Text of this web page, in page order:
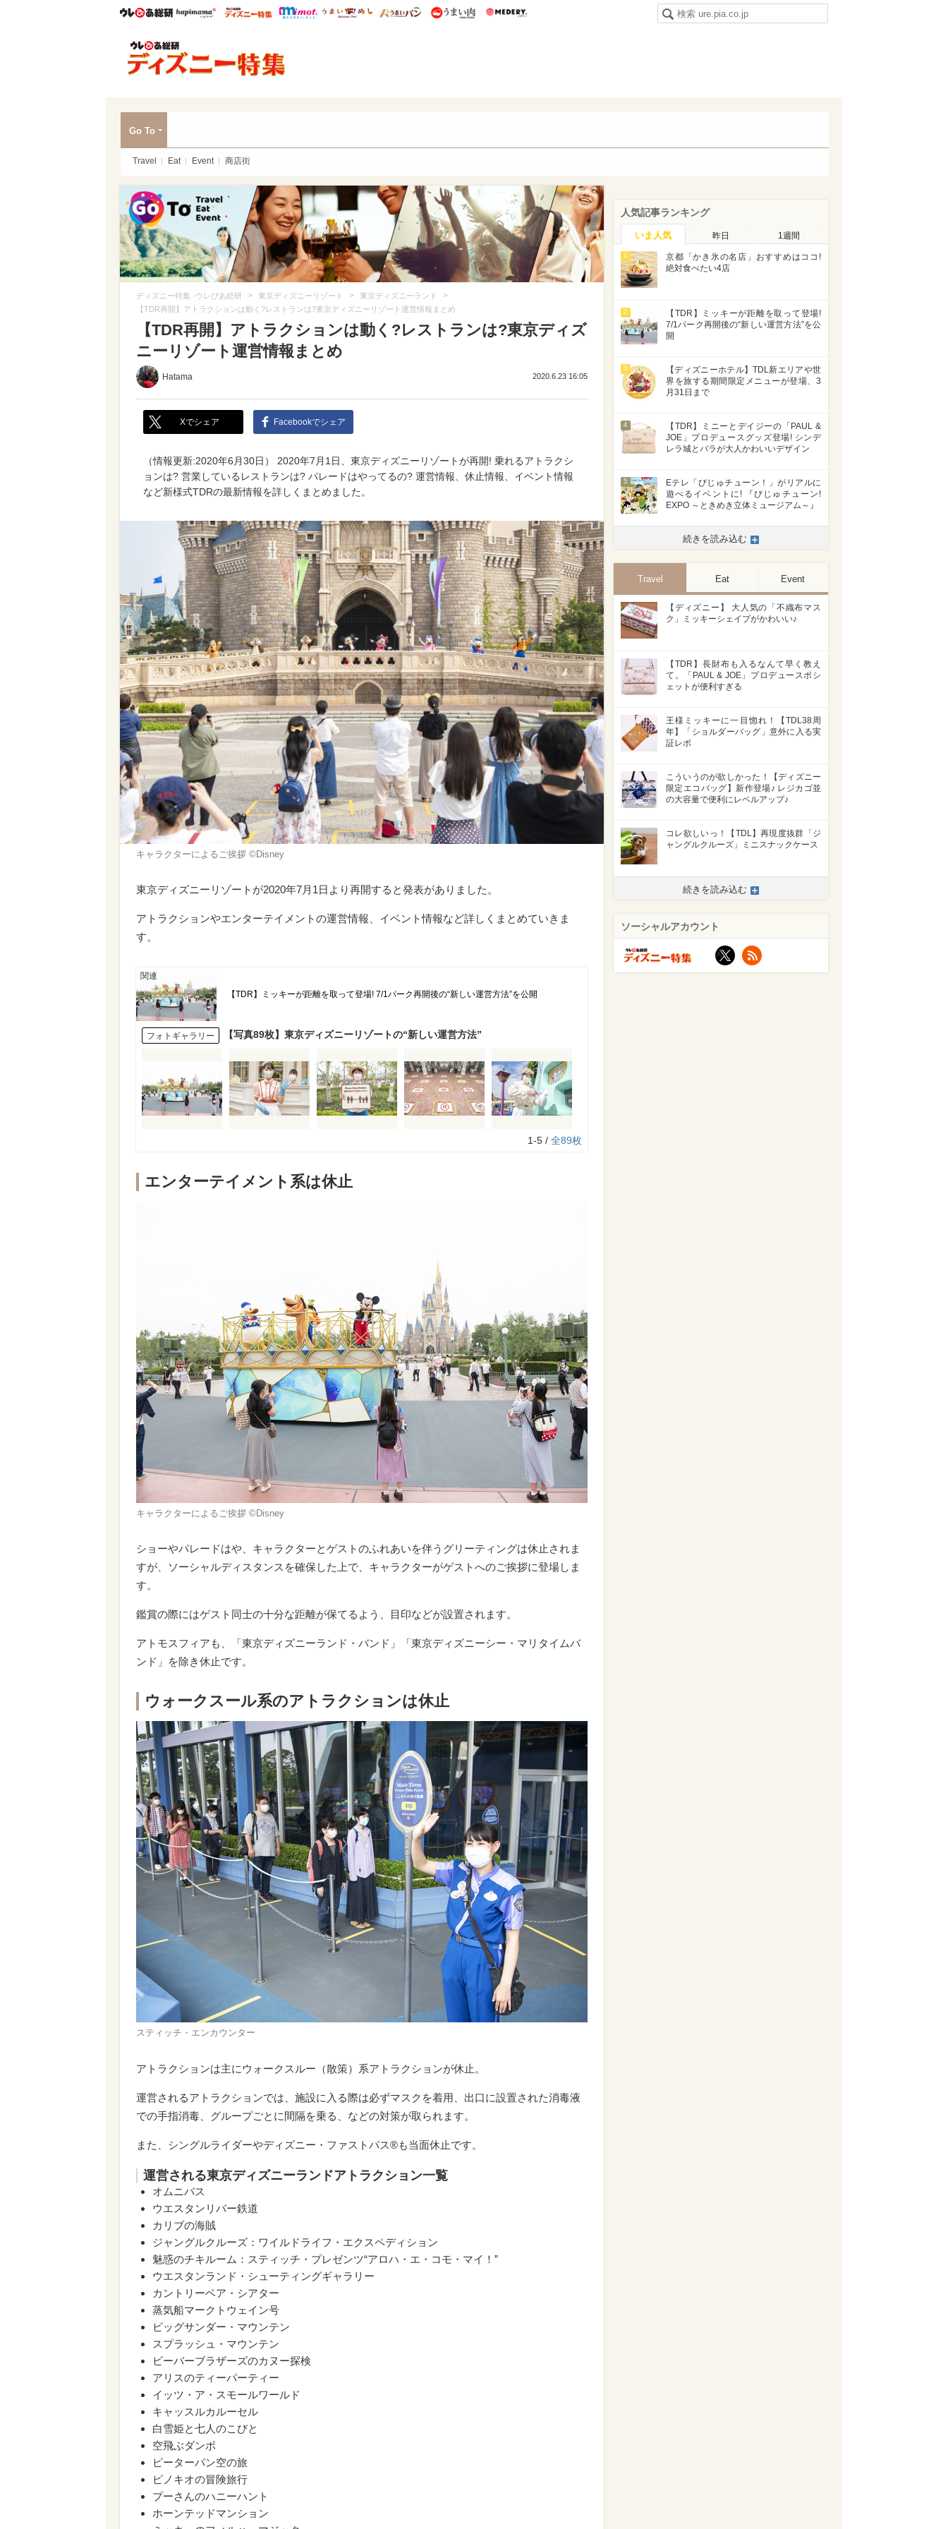
ウレぴあ総研ハピママ* ウレぴあ総研 ディズニー特集
mimot. うまいめし うまいパン うまい肉
Go To
Travel Eat Event 商店街
ディズニー特集 -ウレぴあ総研 > 東京ディズニーリゾート > 東京ディズニーランド >
【TDR再開】アトラクションは動く?レストランは?東京ディズニーリゾート運営情報まとめ
【TDR再開】アトラクションは動く?レストランは?東京ディズ
ニーリゾート運営情報まとめ
Hatama 2020.6.23 16:05
Xでシェア Facebookでシェア
（情報更新:2020年6月30日） 2020年7月1日、東京ディズニーリゾートが再開! 乗れるアトラクシ
ョンは? 営業しているレストランは? パレードはやってるの? 運営情報、休止情報、イベント情報
など新様式TDRの最新情報を詳しくまとめました。
キャラクターによるご挨拶 ©Disney
東京ディズニーリゾートが2020年7月1日より再開すると発表がありました。
アトラクションやエンターテイメントの運営情報、イベント情報など詳しくまとめていきま
す。
【TDR】ミッキーが距離を取って登場! 7/1パーク再開後の“新しい運営方法”を公開
フォトギャラリー 【写真89枚】東京ディズニーリゾートの“新しい運営方法”
1-5 / 全89枚
エンターテイメント系は休止
キャラクターによるご挨拶 ©Disney
ショーやパレードはや、キャラクターとゲストのふれあいを伴うグリーティングは休止されま
すが、ソーシャルディスタンスを確保した上で、キャラクターがゲストへのご挨拶に登場しま
す。
鑑賞の際にはゲスト同士の十分な距離が保てるよう、目印などが設置されます。
アトモスフィアも、「東京ディズニーランド・バンド」「東京ディズニーシー・マリタイムバ
ンド」を除き休止です。
ウォークスール系のアトラクションは休止
スティッチ・エンカウンター
アトラクションは主にウォークスルー（散策）系アトラクションが休止。
運営されるアトラクションでは、施設に入る際は必ずマスクを着用、出口に設置された消毒液
での手指消毒、グループごとに間隔を乗る、などの対策が取られます。
また、シングルライダーやディズニー・ファストパス®も当面休止です。
運営される東京ディズニーランドアトラクション一覧
オムニバス
ウエスタンリバー鉄道
カリブの海賊
ジャングルクルーズ：ワイルドライフ・エクスペディション
魅惑のチキルーム：スティッチ・プレゼンツ“アロハ・エ・コモ・マイ！”
ウエスタンランド・シューティングギャラリー
カントリーベア・シアター
蒸気船マークトウェイン号
ビッグサンダー・マウンテン
スプラッシュ・マウンテン
ビーバーブラザーズのカヌー探検
アリスのティーパーティー
イッツ・ア・スモールワールド
キャッスルカルーセル
白雪姫と七人のこびと
空飛ぶダンボ
ピーターパン空の旅
ピノキオの冒険旅行
プーさんのハニーハント
ホーンテッドマンション
人気記事ランキング
いま人気 昨日 1週間
1
京都「かき氷の名店」おすすめはココ!
絶対食べたい4店
2
【TDR】ミッキーが距離を取って登場!
7/1パーク再開後の“新しい運営方法”を公
開
3
【ディズニーホテル】TDL新エリアや世
界を旅する期間限定メニューが登場、3
月31日まで
4
【TDR】ミニーとデイジーの「PAUL &
JOE」プロデュースグッズ登場! シンデ
レラ城とバラが大人かわいいデザイン
5
Eテレ「びじゅチューン！」がリアルに
遊べるイベントに! 『びじゅチューン!
EXPO ～ときめき立体ミュージアム～』
続きを読み込む
Travel Eat Event
【ディズニー】 大人気の「不織布マス
ク」ミッキーシェイプがかわいい♪
【TDR】長財布も入るなんて早く教え
て。「PAUL & JOE」プロデュースポシ
ェットが便利すぎる
王様ミッキーに一目惚れ！【TDL38周
年】「ショルダーバッグ」意外に入る実
証レポ
こういうのが欲しかった！【ディズニー
限定エコバッグ】新作登場♪ レジカゴ並
の大容量で便利にレベルアップ♪
コレ欲しいっ！【TDL】再現度抜群「ジ
ャングルクルーズ」ミニスナックケース
続きを読み込む
ソーシャルアカウント
X